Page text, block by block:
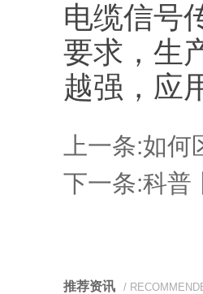
电缆信号
要求，生
越强，应
上一条:如何
下一条:科普
推荐资讯 /